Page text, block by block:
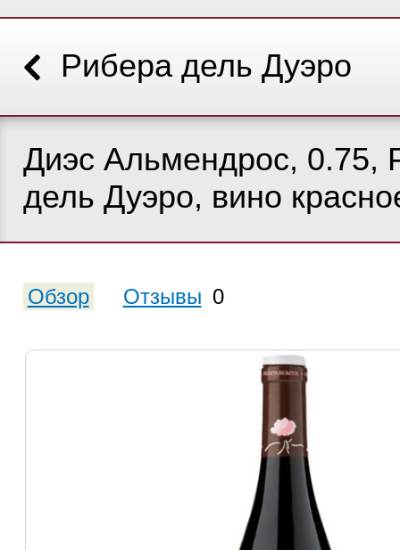
Рибера дель Дуэро
Диэс Альмендрос, 0.75,
дель Дуэро, вино
Обзор Отзывы 0